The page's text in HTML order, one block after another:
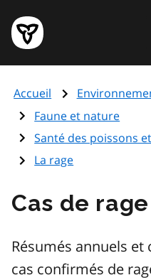
au
contenu
principal
Page
d'accueil
de
l'Ontario
Accueil
Faune et nature
Santé des poissons
La rage
Cas de rage
Résumés annuels
cas confirmés de